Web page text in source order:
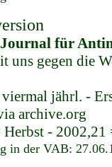
für
uns gegen die
jährl. -
archive.org
Herbst - 2002,21
in der VAB: